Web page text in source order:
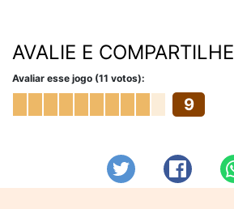
AVALIE E COMPARTILHE
Avaliar esse jogo (11 votos):
9